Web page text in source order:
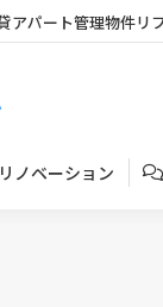
アパート管理物件リ
リノベーション
ノベーション